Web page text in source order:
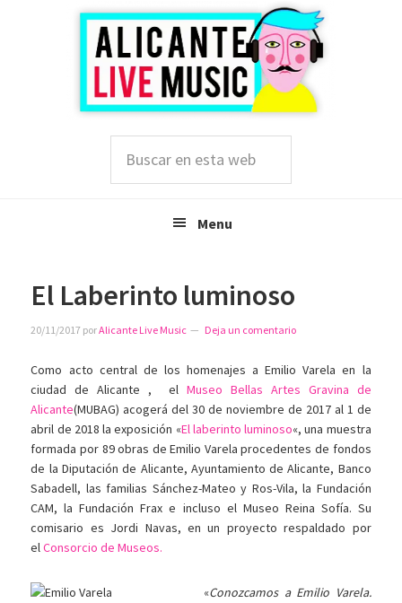
esta
Menu
El Laberinto luminoso
20/11/2017 porAlicante Live Music Deja un comentario
Como acto central de los homenajes a Emilio Varela en la
ciudad de Alicante , el Museo Bellas Artes Gravina de
Alicante(MUBAG) acogerá del 30 de noviembre de 2017 al 1 de
abril de 2018 la exposición «El laberinto luminoso«, una muestra
formada por 89 obras de Emilio Varela procedentes de fondos
de la Diputación de Alicante, Ayuntamiento de Alicante, Banco
Sabadell, las familias Sánchez-Mateo y Ros-Vila, la Fundación
CAM, la Fundación Frax e incluso el Museo Reina Sofía. Su
comisario es Jordi Navas, en un proyecto respaldado por
elConsorcio de Museos.
«Conozcamos a Emilio Varela.